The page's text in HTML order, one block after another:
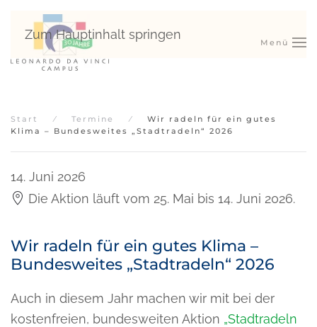
Zum Hauptinhalt springen
Menü
Start Termine
Wir radeln für ein gutes
Klima – Bundesweites „Stadtradeln“ 2026
14. Juni 2026
Die Aktion läuft vom 25. Mai bis 14. Juni 2026.
Wir radeln für ein gutes Klima –
Bundesweites „Stadtradeln“ 2026
Auch in diesem Jahr machen wir mit bei der
kostenfreien, bundesweiten Aktion „Stadtradeln